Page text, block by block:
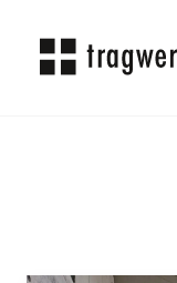
ÜBER UNS